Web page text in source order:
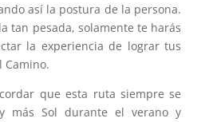
así la postura de la persona.
tan pesada, solamente te harás
la experiencia de lograr tus
Camino.
que esta ruta siempre se
más Sol durante el verano y